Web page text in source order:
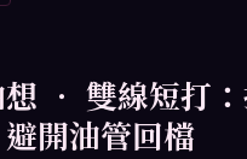
‧ 雙線短打
開油管回檔